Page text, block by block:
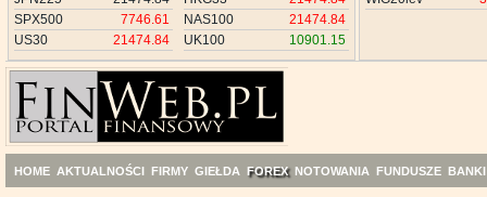
SPX500
7746.61
US30
21474.84
NAS100
21474.84
UK100
10901.15
HOME AKTUALNOŚCI FIRMY GIEŁDA FOREX NOTOWANIA FUNDUSZE BANKI